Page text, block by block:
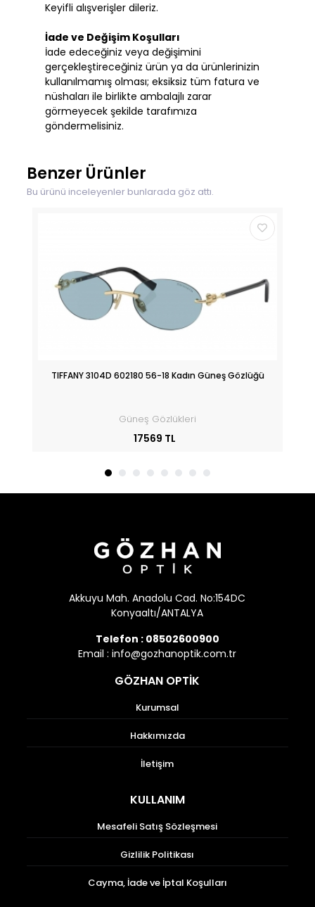
Keyifli alışverişler dileriz.
İade ve Değişim Koşulları
İade edeceğiniz veya değişimini
gerçekleştireceğiniz ürün ya da ürünlerinizin
kullanılmamış olması; eksiksiz tüm fatura ve
nüshaları ile birlikte ambalajlı zarar
görmeyecek şekilde tarafımıza
göndermelisiniz.
Benzer Ürünler
Bu ürünü inceleyenler bunlarada göz attı.
TIFFANY 3104D 602180 56-18 Kadın Güneş Gözlüğü
Güneş Gözlükleri
17569 TL
Akkuyu Mah. Anadolu Cad. No:154DC
Konyaaltı/ANTALYA
Telefon : 08502600900
Email :info@gozhanoptik.com.tr
GÖZHAN OPTİK
Kurumsal
Hakkımızda
İletişim
KULLANIM
Mesafeli Satış Sözleşmesi
Gizlilik Politikası
Cayma, İade ve İptal Koşulları